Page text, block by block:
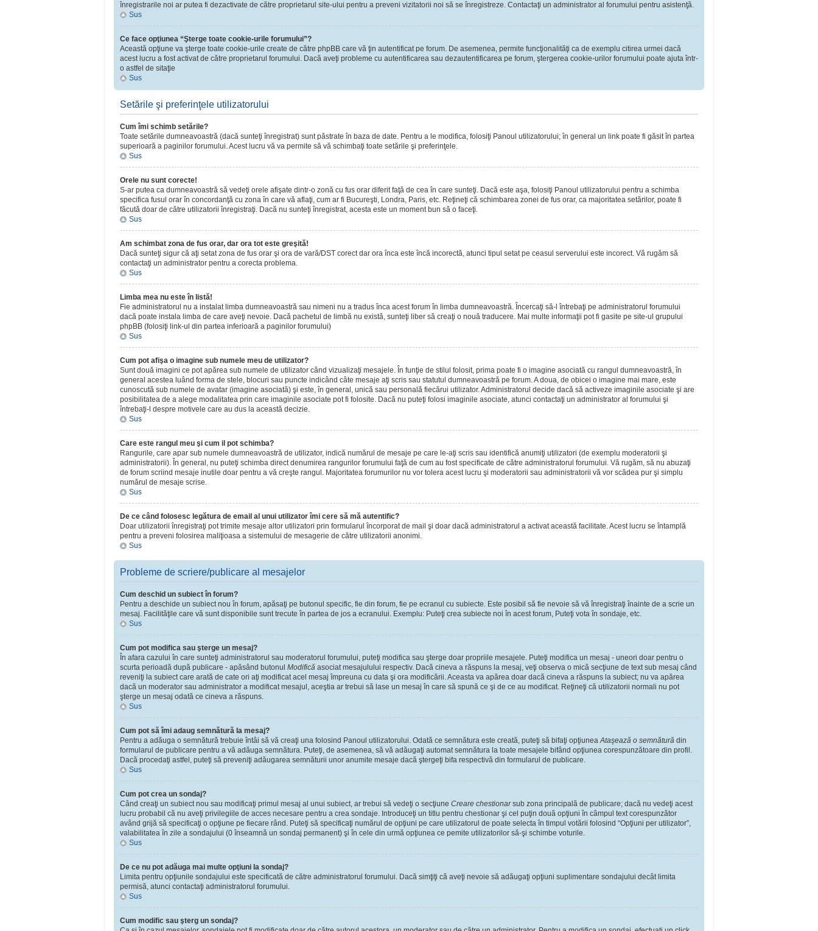
înregistrarile noi ar putea fi dezactivate de către proprietarul site-ului pentru a preveni vizitatorii noi să se înregistreze. Contactaţi un administrator al forumului pentru asistenţă.
Sus
Ce face opţiunea “Şterge toate cookie-urile forumului”?
Această opţiune va şterge toate cookie-urile create de către phpBB care vă ţin autentificat pe forum. De asemenea, permite funcţionalităţi ca de exemplu citirea urmei dacă
acest lucru a fost activat de către proprietarul forumului. Dacă aveţi probleme cu autentificarea sau dezautentificarea pe forum, ştergerea cookie-urilor forumului poate ajuta într-
o astfel de sitaţie
Sus
Setările şi preferinţele utilizatorului
Cum îmi schimb setările?
Toate setările dumneavoastră (dacă sunteţi înregistrat) sunt păstrate în baza de date. Pentru a le modifica, folosiţi Panoul utilizatorului; în general un link poate fi găsit în partea
superioară a paginilor forumului. Acest lucru vă va permite să vă schimbaţi toate setările şi preferinţele.
Sus
Orele nu sunt corecte!
S-ar putea ca dumneavoastră să vedeţi orele afişate dintr-o zonă cu fus orar diferit faţă de cea în care sunteţi. Dacă este aşa, folosiţi Panoul utilizatorului pentru a schimba
specifica fusul orar în concordanţă cu zona în care vă aflaţi, cum ar fi Bucureşti, Londra, Paris, etc. Reţineţi că schimbarea zonei de fus orar, ca majoritatea setărilor, poate fi
făcută doar de către utilizatorii înregistraţi. Dacă nu sunteţi înregistrat, acesta este un moment bun să o faceţi.
Sus
Am schimbat zona de fus orar, dar ora tot este greşită!
Dacă sunteţi sigur că aţi setat zona de fus orar şi ora de vară/DST corect dar ora înca este încă incorectă, atunci tipul setat pe ceasul serverului este incorect. Vă rugăm să
contactaţi un administrator pentru a corecta problema.
Sus
Limba mea nu este în listă!
Fie administratorul nu a instalat limba dumneavoastră sau nimeni nu a tradus înca acest forum în limba dumneavoastră. Încercaţi să-l întrebaţi pe administratorul forumului
dacă poate instala limba de care aveţi nevoie. Dacă pachetul de limbă nu există, sunteţi liber să creaţi o nouă traducere. Mai multe informaţii pot fi gasite pe site-ul grupului
phpBB (folosiţi link-ul din partea inferioară a paginilor forumului)
Sus
Cum pot afişa o imagine sub numele meu de utilizator?
Sunt două imagini ce pot apărea sub numele de utilizator când vizualizaţi mesajele. În funţie de stilul folosit, prima poate fi o imagine asociată cu rangul dumneavoastră, în
general acestea luând forma de stele, blocuri sau puncte indicând câte mesaje aţi scris sau statutul dumneavoastră pe forum. A doua, de obicei o imagine mai mare, este
cunoscută sub numele de avatar (imagine asociată) şi este, în general, unică sau personală fiecărui utilizator. Administratorul decide dacă să activeze imaginile asociate şi are
posibilitatea de a alege modalitatea prin care imaginile asociate pot fi folosite. Dacă nu puteţi folosi imaginile asociate, atunci contactaţi un administrator al forumului şi
întrebaţi-l despre motivele care au dus la această decizie.
Sus
Care este rangul meu şi cum il pot schimba?
Rangurile, care apar sub numele dumneavoastră de utilizator, indică numărul de mesaje pe care le-aţi scris sau identifică anumiţi utilizatori (de exemplu moderatorii şi
administratorii). În general, nu puteţi schimba direct denumirea rangurilor forumului faţă de cum au fost specificate de către administratorul forumului. Vă rugăm, să nu abuzaţi
de forum scriind mesaje inutile doar pentru a vă creşte rangul. Majoritatea forumurilor nu vor tolera acest lucru şi moderatorii sau administratorii vă vor scădea pur şi simplu
numărul de mesaje scrise.
Sus
De ce când folosesc legătura de email al unui utilizator îmi cere să mă autentific?
Doar utilizatorii înregistraţi pot trimite mesaje altor utilizatori prin formularul încorporat de mail şi doar dacă administratorul a activat această facilitate. Acest lucru se întamplă
pentru a preveni folosirea maliţioasa a sistemului de mesagerie de către utilizatorii anonimi.
Sus
Probleme de scriere/publicare al mesajelor
Cum deschid un subiect în forum?
Pentru a deschide un subiect nou în forum, apăsaţi pe butonul specific, fie din forum, fie pe ecranul cu subiecte. Este posibil să fie nevoie să vă înregistraţi înainte de a scrie un
mesaj. Facilităţile care vă sunt disponibile sunt trecute în partea de jos a ecranului. Exemplu: Puteţi crea subiecte noi în acest forum, Puteţi vota în sondaje, etc.
Sus
Cum pot modifica sau şterge un mesaj?
În afara cazului în care sunteţi administratorul sau moderatorul forumului, puteţi modifica sau şterge doar propriile mesajele. Puteţi modifica un mesaj - uneori doar pentru o
scurta perioadă după publicare - apăsând butonul Modifică asociat mesajulului respectiv. Dacă cineva a răspuns la mesaj, veţi observa o mică secţiune de text sub mesaj când
reveniţi la subiect care arată de cate ori aţi modificat acel mesaj împreuna cu data şi ora modificării. Aceasta va apărea doar dacă cineva a răspuns la subiect; nu va apărea
dacă un moderator sau administrator a modificat mesajul, aceştia ar trebui să lase un mesaj în care să spună ce şi de ce au modificat. Reţineţi că utilizatorii normali nu pot
şterge un mesaj odată ce cineva a răspuns.
Sus
Cum pot să îmi adaug semnătură la mesaj?
Pentru a adăuga o semnătură trebuie întâi să vă creaţi una folosind Panoul utilizatorului. Odată ce semnătura este creată, puteţi să bifaţi opţiuneaAtaşează o semnătură din
formularul de publicare pentru a vă adăuga semnătura. Puteţi, de asemenea, să vă adăugaţi automat semnătura la toate mesajele bifând opţiunea corespunzătoare din profil.
Dacă procedaţi astfel, puteţi să preveniţi adăugarea semnăturii unor anumite mesaje dacă ştergeţi bifa respectivă din formularul de publicare.
Sus
Cum pot crea un sondaj?
Când creaţi un subiect nou sau modificaţi primul mesaj al unui subiect, ar trebui să vedeţi o secţiune Creare chestionarsub zona principală de publicare; dacă nu vedeţi acest
lucru probabil că nu aveţi privilegiile de acces necesare pentru a crea sondaje. Introduceţi un titlu pentru chestionar şi cel puţin două opţiuni în câmpul text corespunzător
având grijă să specificaţi o opţiune pe fiecare rând. Puteţi să specificaţi numărul de opţiuni pe care utilizatorul de poate selecta în timpul votării folosind “Opţiuni per utilizator”,
valabilitatea în zile a sondajului (0 înseamnă un sondaj permanent) şi în cele din urmă opţiunea ce pemite utilizatorilor să-şi schimbe voturile.
Sus
De ce nu pot adăuga mai multe opţiuni la sondaj?
Limita pentru opţiunile sondajului este specificată de către administratorul forumului. Dacă simţiţi că aveţi nevoie să adăugaţi opţiuni suplimentare sondajului decât limita
permisă, atunci contactaţi administratorul forumului.
Sus
Cum modific sau şterg un sondaj?